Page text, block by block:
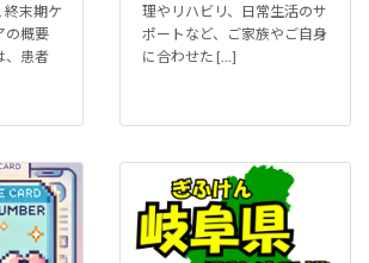
終末期ケ
の概要
、患者
理やリハビリ、日常生活のサ
ポートなど、ご家族やご自身
に合わせた […]